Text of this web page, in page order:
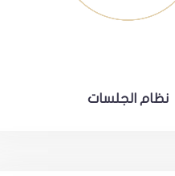
نظام الجلسات